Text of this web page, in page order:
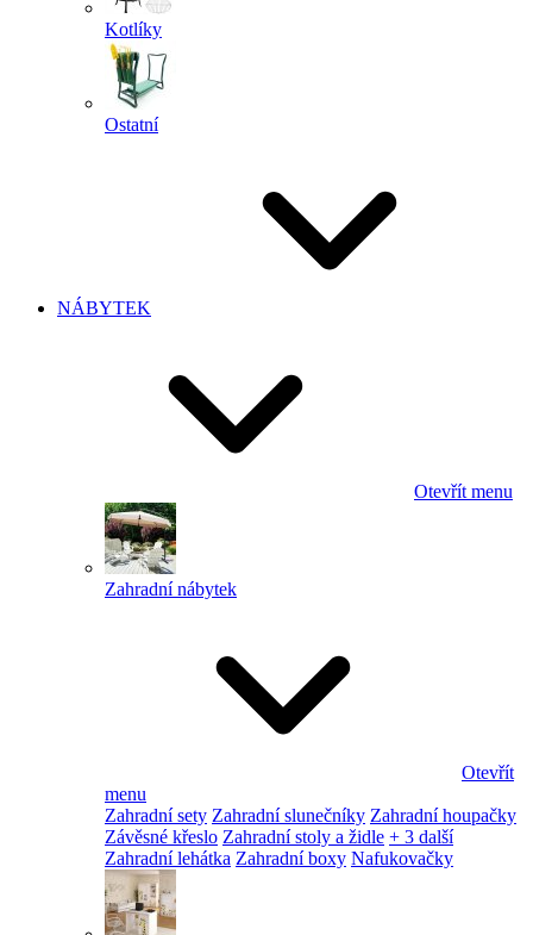
Kotlíky
Ostatní
NÁBYTEK
Otevřít menu
Zahradní nábytek
Otevřít
menu
Zahradní sety Zahradní slunečníky Zahradní houpačky
Závěsné křeslo Zahradní stoly a židle + 3 další
Zahradní lehátka Zahradní boxy Nafukovačky